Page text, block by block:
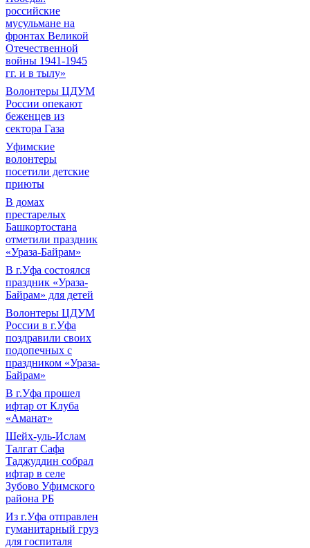
российские
мусульмане на
фронтах Великой
Отечественной
войны 1941-1945
гг. и в тылу»
Волонтеры ЦДУМ
России опекают
беженцев из
сектора Газа
Уфимские
волонтеры
посетили детские
приюты
В домах
престарелых
Башкортостана
отметили праздник
«Ураза-Байрам»
В г.Уфа состоялся
праздник «Ураза-
Байрам» для детей
Волонтеры ЦДУМ
России в г.Уфа
поздравили своих
подопечных с
праздником «Ураза-
Байрам»
В г.Уфа прошел
ифтар от Клуба
«Аманат»
Шейх-уль-Ислам
Талгат Сафа
Таджуддин собрал
ифтар в селе
Зубово Уфимского
района РБ
Из г.Уфа отправлен
гуманитарный груз
для госпиталя